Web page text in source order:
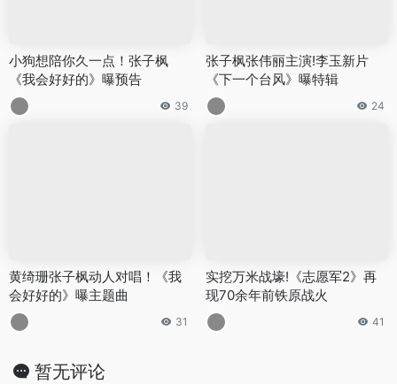
小狗想陪你久一点！张子枫
《我会好好的》曝预告
39
张子枫张伟丽主演!李玉新片
《下一个台风》曝特辑
24
黄绮珊张子枫动人对唱！《我
会好好的》曝主题曲
31
实挖万米战壕!《志愿军2》再
现70余年前铁原战火
41
暂无评论